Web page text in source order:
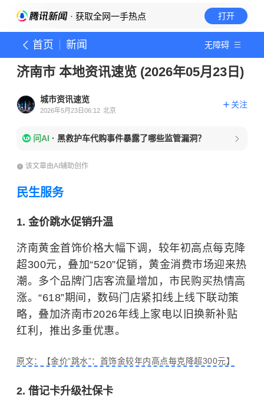
· 获取全网一手热点 打开
首页 新闻 无障碍
济南市 本地资讯速览 (2026年05月23日)
城市资讯速览
2026年5月23日06:12 北京
关注
问AI · 黑救护车代购事件暴露了哪些监管漏洞？
该文章由AI辅助创作
民生服务
1. 金价跳水促销升温
济南黄金首饰价格大幅下调，较年初高点每克降
超300元，叠加“520”促销，黄金消费市场迎来热
潮。多个品牌门店客流量增加，市民购买热情高
涨。“618”期间，数码门店紧扣线上线下联动策
略，叠加济南市2026年线上家电以旧换新补贴
红利，推出多重优惠。
原文：【金价“跳水”：首饰金较年内高点每克降超300元】
2. 借记卡升级社保卡